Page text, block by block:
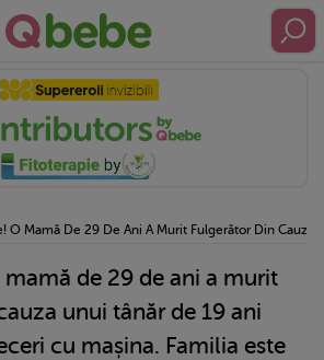
O Mamă De 29 De Ani A Murit Fulgerător Din Cauza
mamă de 29 de ani a murit
unui tânăr de 19 ani
cu mașina. Familia este